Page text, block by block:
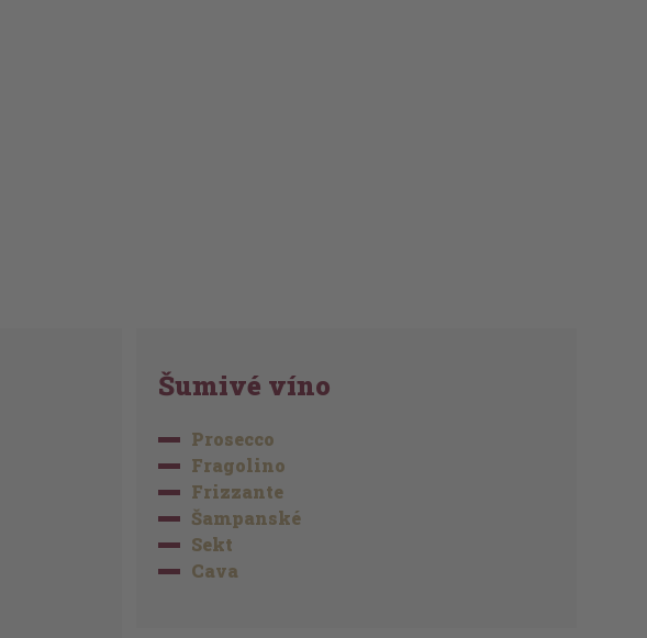
Šumivé víno
Prosecco
Fragolino
Frizzante
Šampanské
Sekt
Cava